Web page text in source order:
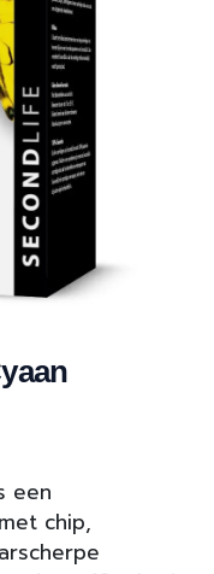
een
chip,